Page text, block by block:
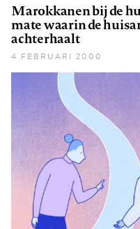
Marokkanen bij de
mate waarin de
achterhaalt
4 FEBRUARI 2000